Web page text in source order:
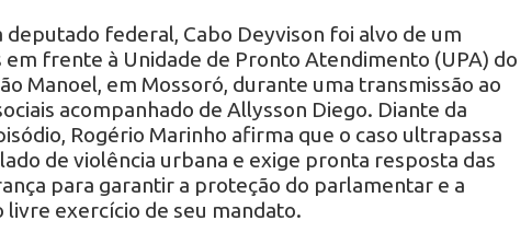
deputado federal, Cabo Deyvison foi alvo de um
em frente à Unidade de Pronto Atendimento (UPA) do
Manoel, em Mossoró, durante uma transmissão ao
acompanhado de Allysson Diego. Diante da
Rogério Marinho afirma que o caso ultrapassa
de violência urbana e exige pronta resposta das
para garantir a proteção do parlamentar e a
livre exercício de seu mandato.